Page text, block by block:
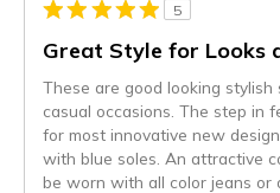
5
Great Style for Looks
These are good looking
casual occasions. The step in
for most innovative new
with blue soles. An attractive
be worn with all color jeans or